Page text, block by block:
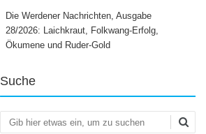
Die Werdener Nachrichten, Ausgabe
28/2026: Laichkraut, Folkwang-Erfolg,
Ökumene und Ruder-Gold
Suche
Suchen